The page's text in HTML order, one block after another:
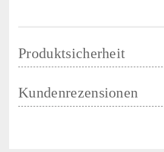
Produktsicherheit
Kundenrezensionen